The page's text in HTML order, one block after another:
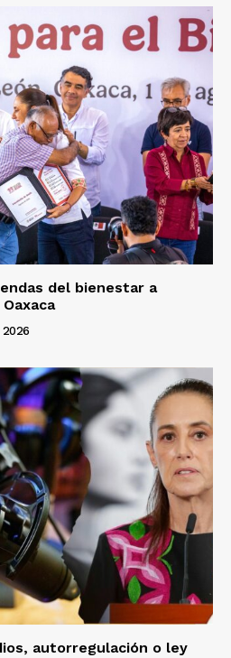
del bienestar a
autorregulación o ley